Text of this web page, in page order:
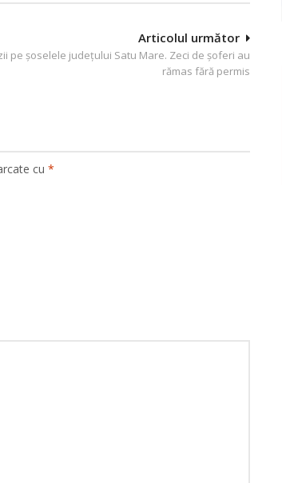
Articolul următor
pe șoselele județului Satu Mare. Zeci de șoferi au
rămas fără permis
cu *